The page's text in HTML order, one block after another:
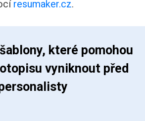
resumaker.cz.
vyniknout před